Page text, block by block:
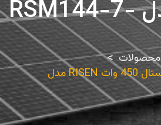
RISEN مدل RSM144-7-
محصولات
پنل خورشیدی مونوکریستال 450 وات RISEN مدل